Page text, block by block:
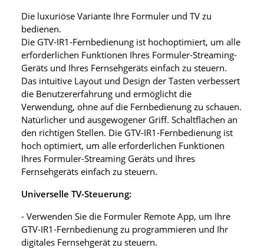
Die luxuriöse Variante Ihre Formuler und TV zu
bedienen.
Die GTV-IR1-Fernbedienung ist hochoptimiert, um alle
erforderlichen Funktionen Ihres Formuler-Streaming-
Geräts und Ihres Fernsehgeräts einfach zu steuern.
Das intuitive Layout und Design der Tasten verbessert
die Benutzererfahrung und ermöglicht die
Verwendung, ohne auf die Fernbedienung zu schauen.
Natürlicher und ausgewogener Griff. Schaltflächen an
den richtigen Stellen. Die GTV-IR1-Fernbedienung ist
hoch optimiert, um alle erforderlichen Funktionen
Ihres Formuler-Streaming Geräts und Ihres
Fernsehgeräts einfach zu steuern.
Universelle TV-Steuerung:
- Verwenden Sie die Formuler Remote App, um Ihre
GTV-IR1-Fernbedienung zu programmieren und Ihr
digitales Fernsehgerät zu steuern.